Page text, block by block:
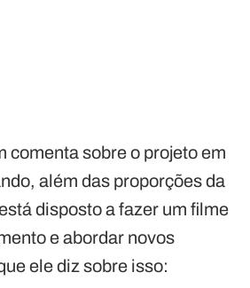
comenta sobre o projeto em
além das proporções da
disposto a fazer um filme
e abordar novos
ele diz sobre isso: